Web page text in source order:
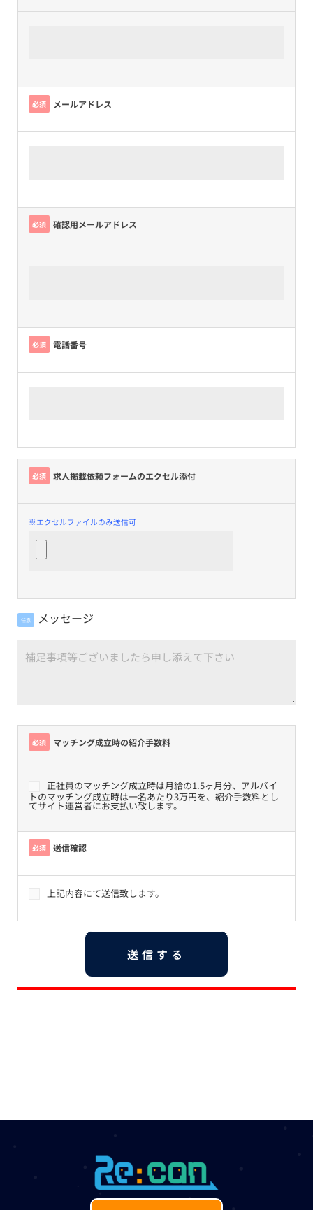
必須 メールアドレス
必須 確認用メールアドレス
必須 電話番号
必須 求人掲載依頼フォームのエクセル添付
※エクセルファイルのみ送信可
任意 メッセージ
必須 マッチング成立時の紹介手数料
正社員のマッチング成立時は月給の1.5ヶ月分、アルバイ
トのマッチング成立時は一名あたり3万円を、紹介手数料とし
てサイト運営者にお支払い致します。
必須 送信確認
上記内容にて送信致します。